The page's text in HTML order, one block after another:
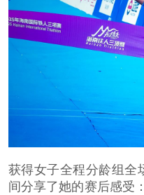
获得女子全程分龄组全
间分享了她的赛后感受